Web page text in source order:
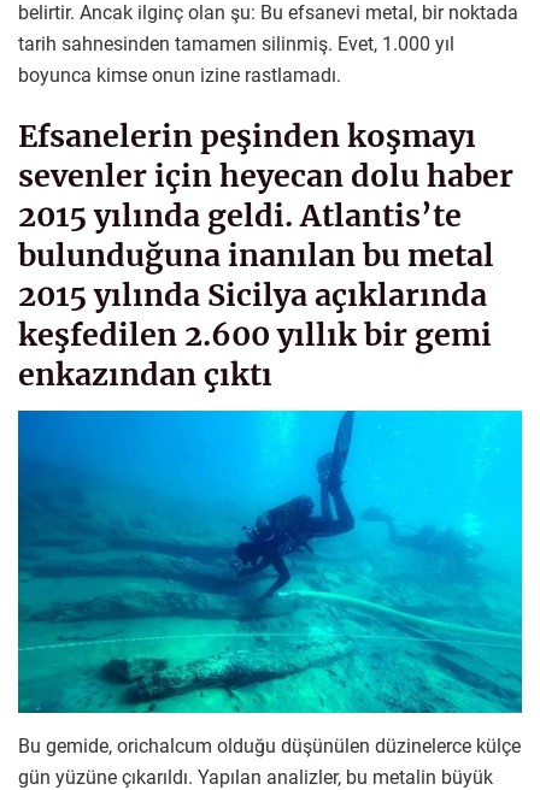
belirtir. Ancak ilginç olan şu: Bu efsanevi metal, bir noktada
tarih sahnesinden tamamen silinmiş. Evet, 1.000 yıl
boyunca kimse onun izine rastlamadı.
Efsanelerin peşinden koşmayı
sevenler için heyecan dolu haber
2015 yılında geldi. Atlantis’te
bulunduğuna inanılan bu metal
2015 yılında Sicilya açıklarında
keşfedilen 2.600 yıllık bir gemi
enkazından çıktı
Bu gemide, orichalcum olduğu düşünülen düzinelerce külçe
gün yüzüne çıkarıldı. Yapılan analizler, bu metalin büyük